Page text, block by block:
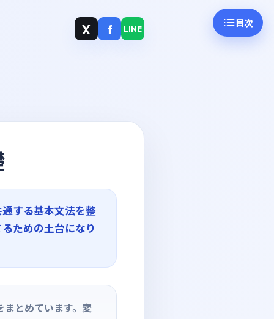
X f LINE
する基本文法を整
ための土台になり
とめています。変
目次